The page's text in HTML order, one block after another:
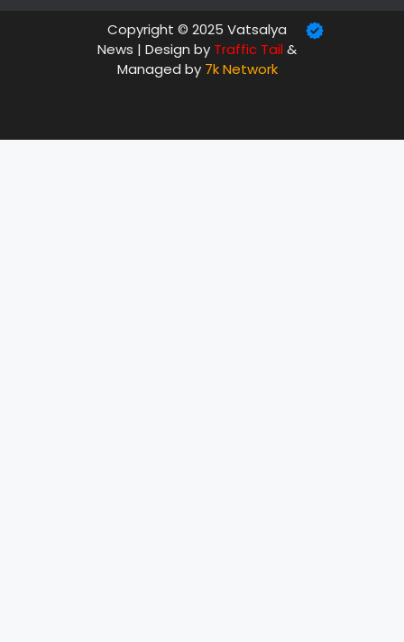
Copyright © 2025 Vatsalya
News | Design by Traffic Tail&
Managed by 7k Network